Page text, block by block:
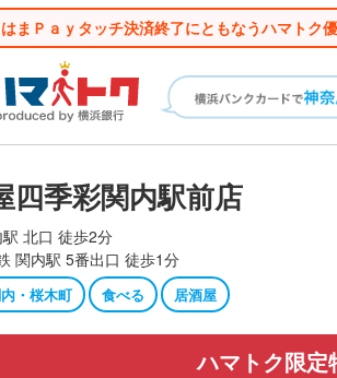
はまＰａｙタッチ決済終了にともなうハマトク
四季彩関内駅前店
北口 徒歩2分
関内駅 5番出口 徒歩1分
・桜木町 食べる 居酒屋
ハマトク限定